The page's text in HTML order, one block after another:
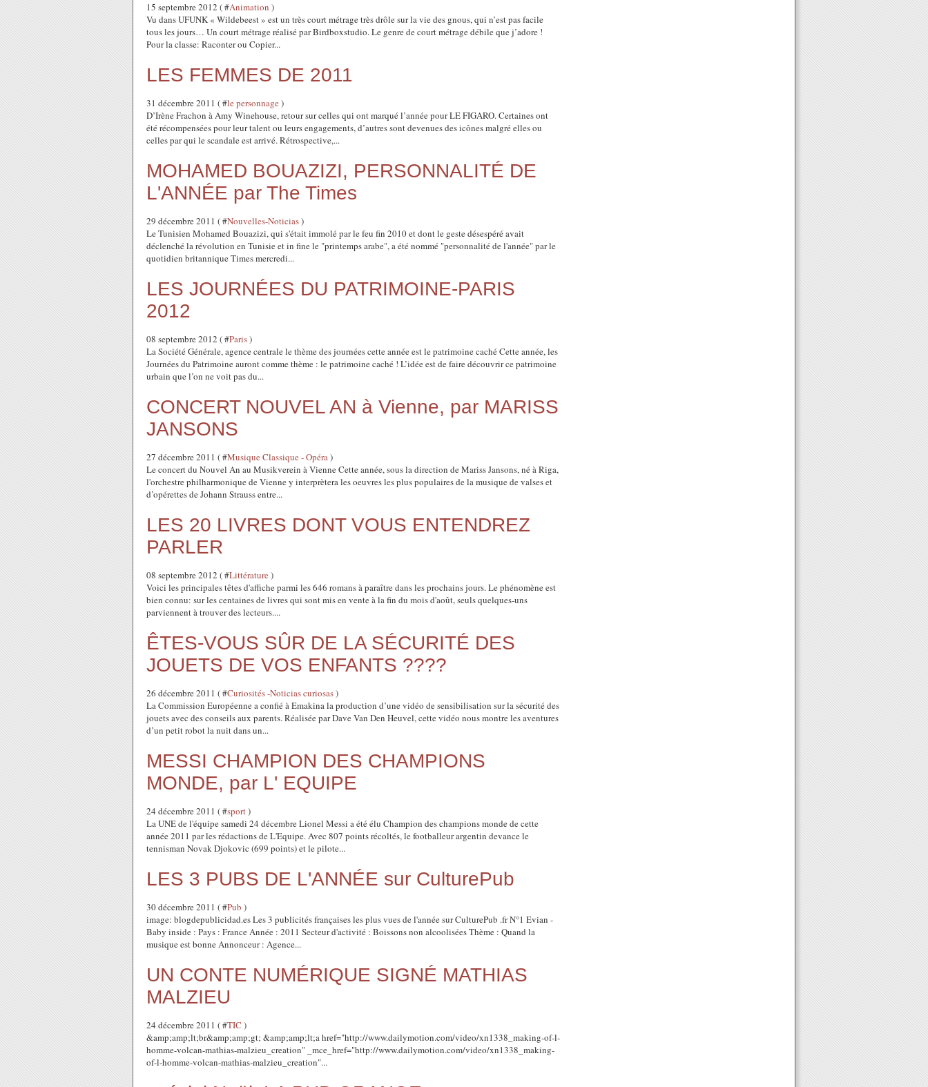
15 septembre 2012 ( #Animation )
Vu dans UFUNK « Wildebeest » est un très court métrage très drôle sur la vie des gnous, qui n’est pas facile
tous les jours… Un court métrage réalisé par Birdboxstudio. Le genre de court métrage débile que j’adore !
Pour la classe: Raconter ou Copier...
LES FEMMES DE 2011
31 décembre 2011 ( #le personnage)
D’Irène Frachon à Amy Winehouse, retour sur celles qui ont marqué l’année pour LE FIGARO. Certaines ont
été récompensées pour leur talent ou leurs engagements, d’autres sont devenues des icônes malgré elles ou
celles par qui le scandale est arrivé. Rétrospective,...
MOHAMED BOUAZIZI, PERSONNALITÉ DE
L'ANNÉE par The Times
29 décembre 2011 ( #Nouvelles-Noticias)
Le Tunisien Mohamed Bouazizi, qui s'était immolé par le feu fin 2010 et dont le geste désespéré avait
déclenché la révolution en Tunisie et in fine le "printemps arabe", a été nommé "personnalité de l'année" par le
quotidien britannique Times mercredi...
LES JOURNÉES DU PATRIMOINE-PARIS
2012
08 septembre 2012 ( #Paris)
La Société Générale, agence centrale le thème des journées cette année est le patrimoine caché Cette année, les
Journées du Patrimoine auront comme thème : le patrimoine caché ! L’idée est de faire découvrir ce patrimoine
urbain que l’on ne voit pas du...
CONCERT NOUVEL AN à Vienne, par MARISS
JANSONS
27 décembre 2011 ( #Musique Classique - Opéra)
Le concert du Nouvel An au Musikverein à Vienne Cette année, sous la direction de Mariss Jansons, né à Riga,
l'orchestre philharmonique de Vienne y interprètera les oeuvres les plus populaires de la musique de valses et
d’opérettes de Johann Strauss entre...
LES 20 LIVRES DONT VOUS ENTENDREZ
PARLER
08 septembre 2012 ( #Littérature)
Voici les principales têtes d'affiche parmi les 646 romans à paraître dans les prochains jours. Le phénomène est
bien connu: sur les centaines de livres qui sont mis en vente à la fin du mois d'août, seuls quelques-uns
parviennent à trouver des lecteurs....
ÊTES-VOUS SÛR DE LA SÉCURITÉ DES
JOUETS DE VOS ENFANTS ????
26 décembre 2011 ( #Curiosités -Noticias curiosas)
La Commission Européenne a confié à Emakina la production d’une vidéo de sensibilisation sur la sécurité des
jouets avec des conseils aux parents. Réalisée par Dave Van Den Heuvel, cette vidéo nous montre les aventures
d’un petit robot la nuit dans un...
MESSI CHAMPION DES CHAMPIONS
MONDE, par L' EQUIPE
24 décembre 2011 ( #sport)
La UNE de l'équipe samedi 24 décembre Lionel Messi a été élu Champion des champions monde de cette
année 2011 par les rédactions de L'Equipe. Avec 807 points récoltés, le footballeur argentin devance le
tennisman Novak Djokovic (699 points) et le pilote...
LES 3 PUBS DE L'ANNÉE sur CulturePub
30 décembre 2011 ( #Pub )
image: blogdepublicidad.es Les 3 publicités françaises les plus vues de l'année sur CulturePub .fr N°1 Evian -
Baby inside : Pays : France Année : 2011 Secteur d'activité : Boissons non alcoolisées Thème : Quand la
musique est bonne Annonceur : Agence...
UN CONTE NUMÉRIQUE SIGNÉ MATHIAS
MALZIEU
24 décembre 2011 ( #TIC )
&amp;amp;lt;br&amp;amp;gt; &amp;amp;lt;a href="http://www.dailymotion.com/video/xn1338_making-of-l-
homme-volcan-mathias-malzieu_creation" _mce_href="http://www.dailymotion.com/video/xn1338_making-
of-l-homme-volcan-mathias-malzieu_creation"...